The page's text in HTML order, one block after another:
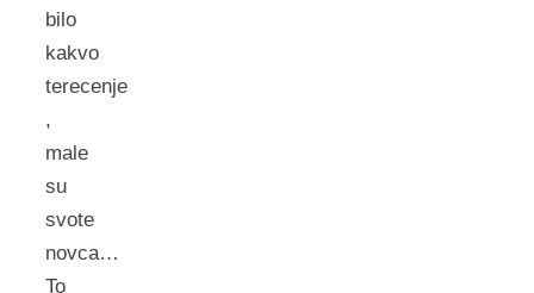
bilo
kakvo
terecenje
,
male
su
svote
novca…
To